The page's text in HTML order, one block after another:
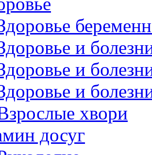
и
и
и
хвори
досуг